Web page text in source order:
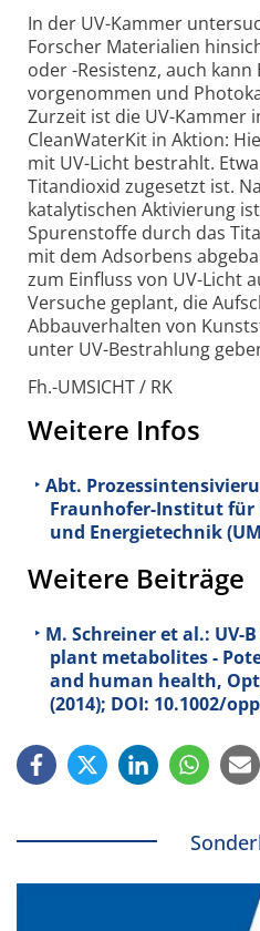
In der UV-Kammer
Forscher Materialien
oder -Resistenz, auch
vorgenommen und
Zurzeit ist die UV-Kammer
CleanWaterKit in Aktion:
mit UV-Licht bestrahlt.
Titandioxid zugesetzt ist.
katalytischen Aktivierung
Spurenstoffe durch das
mit dem Adsorbens
zum Einfluss von UV-Licht
Versuche geplant, die
Abbauverhalten von
unter UV-Bestrahlung
Fh.-UMSICHT / RK
Weitere Infos
Abt.
Fraunhofer-Institut für
und Energietechnik
Weitere Beiträge
M. Schreiner et al.: UV-
plant metabolites -
and human health,
(2014); DOI: 10.1002/